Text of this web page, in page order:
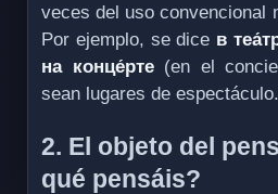
veces del uso convencional
Por ejemplo, se dice в
на конце́рте(en el
sean lugares de espectáculo.
2. El objeto del
qué pensáis?